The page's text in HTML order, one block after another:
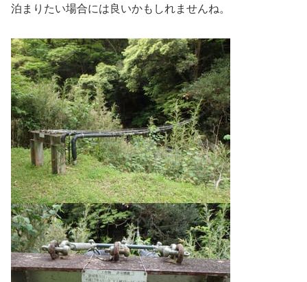
泊まりたい場合には良いかもしれませんね。